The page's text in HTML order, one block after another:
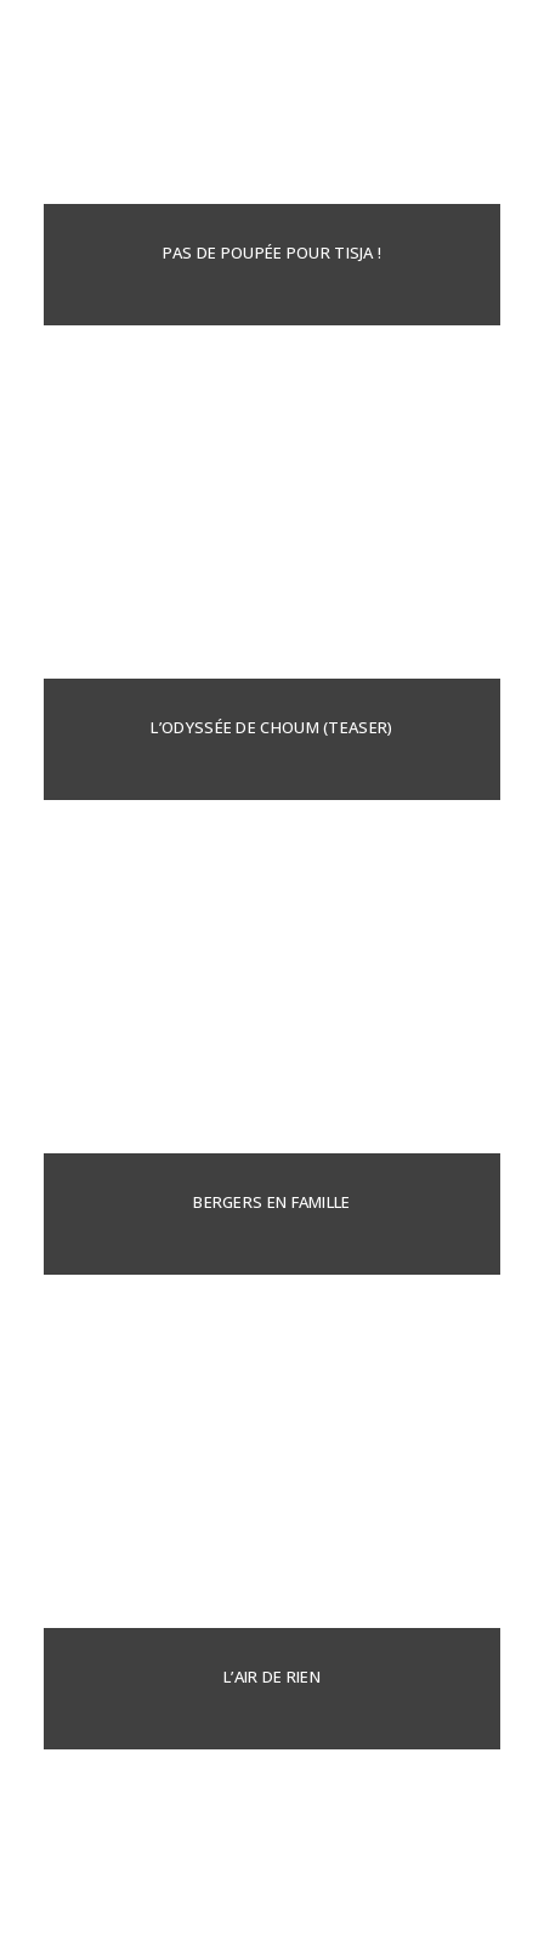
PAS DE POUPÉE POUR TISJA !
L’ODYSSÉE DE CHOUM (TEASER)
BERGERS EN FAMILLE
L’AIR DE RIEN